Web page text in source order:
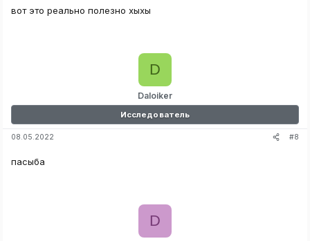
вот это реально полезно хыхы
Daloiker
D
Исследователь
08.05.2022 #8
пасыба
D